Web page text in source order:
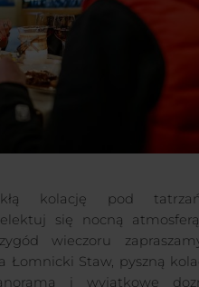
kolację pod
się nocną
wieczoru
Łomnicki Staw, pyszną
i wyjątkowe